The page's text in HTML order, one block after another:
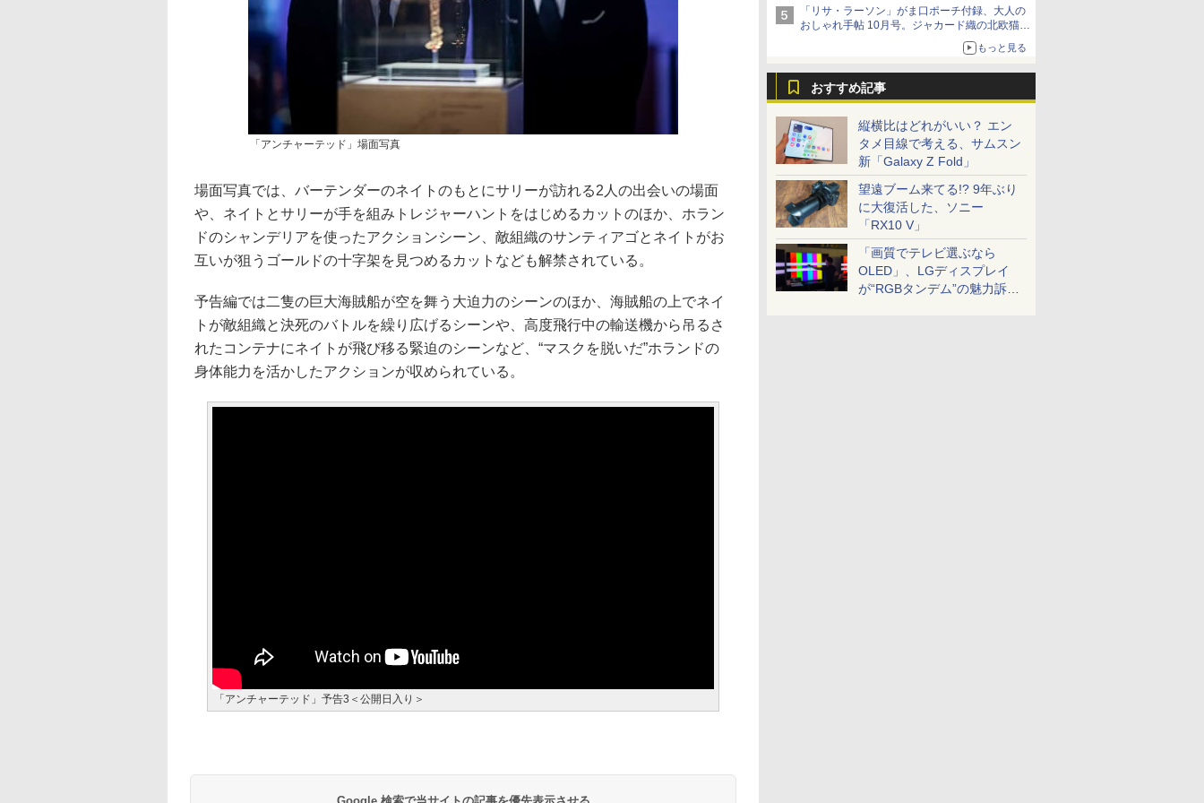
「リサ・ラーソン」がま口ポーチ付録、大人の
おしゃれ手帖 10月号。ジャカード織の北欧猫デ
もっと見る
おすすめ記事
縦横比はどれがいい？ エン
タメ目線で考える、サムスン
新「Galaxy Z Fold」
望遠ブーム来てる!? 9年ぶり
に大復活した、ソニー
「RX10 V」
「画質でテレビ選ぶなら
OLED」、LGディスプレイ
が“RGBタンデム”の魅力訴
「アンチャーテッド」場面写真
場面写真では、バーテンダーのネイトのもとにサリーが訪れる2人の出会いの場面
や、ネイトとサリーが手を組みトレジャーハントをはじめるカットのほか、ホラン
ドのシャンデリアを使ったアクションシーン、敵組織のサンティアゴとネイトがお
互いが狙うゴールドの十字架を見つめるカットなども解禁されている。
予告編では二隻の巨大海賊船が空を舞う大迫力のシーンのほか、海賊船の上でネイ
トが敵組織と決死のバトルを繰り広げるシーンや、高度飛行中の輸送機から吊るさ
れたコンテナにネイトが飛び移る緊迫のシーンなど、“マスクを脱いだ”ホランドの
身体能力を活かしたアクションが収められている。
「アンチャーテッド」予告3＜公開日入り＞